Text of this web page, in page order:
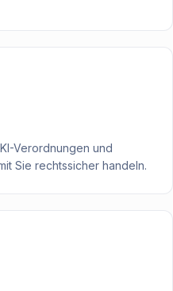
Verordnungen und
Sie rechtssicher handeln.